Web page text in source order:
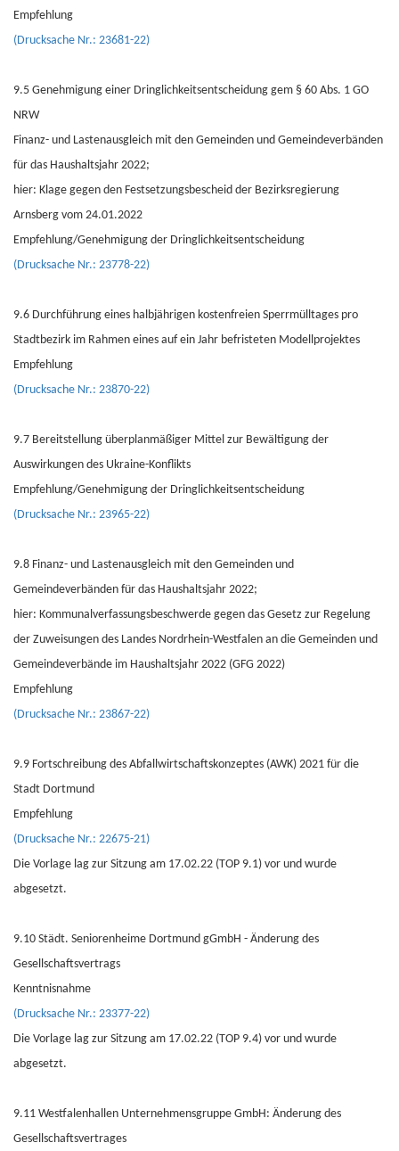
Empfehlung
(Drucksache Nr.: 23681-22)
9.5 Genehmigung einer Dringlichkeitsentscheidung gem § 60 Abs. 1 GO
NRW
Finanz- und Lastenausgleich mit den Gemeinden und Gemeindeverbänden
für das Haushaltsjahr 2022;
hier: Klage gegen den Festsetzungsbescheid der Bezirksregierung
Arnsberg vom 24.01.2022
Empfehlung/Genehmigung der Dringlichkeitsentscheidung
(Drucksache Nr.: 23778-22)
9.6 Durchführung eines halbjährigen kostenfreien Sperrmülltages pro
Stadtbezirk im Rahmen eines auf ein Jahr befristeten Modellprojektes
Empfehlung
(Drucksache Nr.: 23870-22)
9.7 Bereitstellung überplanmäßiger Mittel zur Bewältigung der
Auswirkungen des Ukraine-Konflikts
Empfehlung/Genehmigung der Dringlichkeitsentscheidung
(Drucksache Nr.: 23965-22)
9.8 Finanz- und Lastenausgleich mit den Gemeinden und
Gemeindeverbänden für das Haushaltsjahr 2022;
hier: Kommunalverfassungsbeschwerde gegen das Gesetz zur Regelung
der Zuweisungen des Landes Nordrhein-Westfalen an die Gemeinden und
Gemeindeverbände im Haushaltsjahr 2022 (GFG 2022)
Empfehlung
(Drucksache Nr.: 23867-22)
9.9 Fortschreibung des Abfallwirtschaftskonzeptes (AWK) 2021 für die
Stadt Dortmund
Empfehlung
(Drucksache Nr.: 22675-21)
Die Vorlage lag zur Sitzung am 17.02.22 (TOP 9.1) vor und wurde
abgesetzt.
9.10 Städt. Seniorenheime Dortmund gGmbH - Änderung des
Gesellschaftsvertrags
Kenntnisnahme
(Drucksache Nr.: 23377-22)
Die Vorlage lag zur Sitzung am 17.02.22 (TOP 9.4) vor und wurde
abgesetzt.
9.11 Westfalenhallen Unternehmensgruppe GmbH: Änderung des
Gesellschaftsvertrages